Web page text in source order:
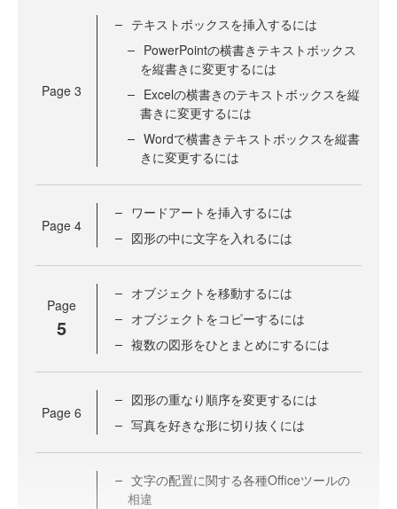
Page 3
テキストボックスを挿入するには
PowerPointの横書きテキストボックス
を縦書きに変更するには
Excelの横書きのテキストボックスを縦
書きに変更するには
Wordで横書きテキストボックスを縦書
きに変更するには
Page 4
ワードアートを挿入するには
図形の中に文字を入れるには
Page
5
オブジェクトを移動するには
オブジェクトをコピーするには
複数の図形をひとまとめにするには
Page 6
図形の重なり順序を変更するには
写真を好きな形に切り抜くには
文字の配置に関する各種Officeツールの
相違